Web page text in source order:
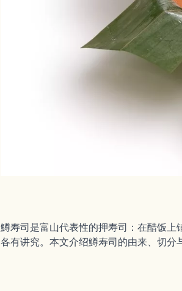
鱒寿司是富山代表性的押寿司：在醋饭
各有讲究。本文介绍鱒寿司的由来、切分